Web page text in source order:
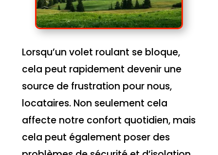
Lorsqu’un volet roulant se bloque,
cela peut rapidement devenir une
source de frustration pour nous,
locataires. Non seulement cela
affecte notre confort quotidien, mais
cela peut également poser des